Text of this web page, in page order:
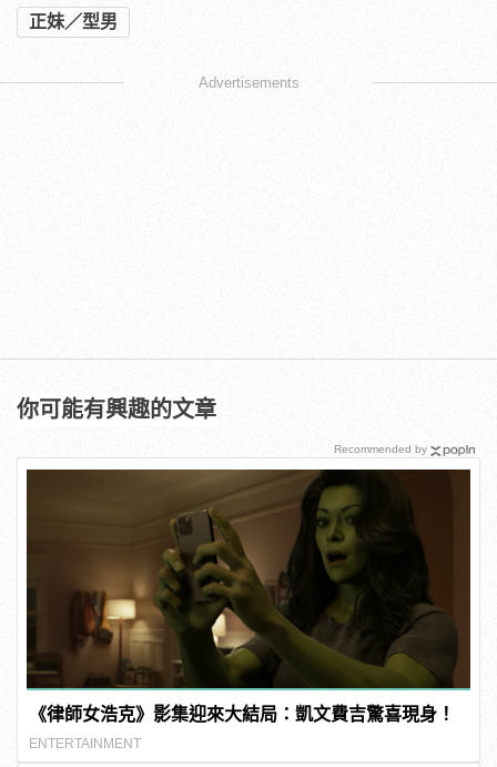
正妹／型男
Advertisements
你可能有興趣的文章
《律師女浩克》影集迎來大結局：凱文費吉驚喜現身！
ENTERTAINMENT
Recommended by